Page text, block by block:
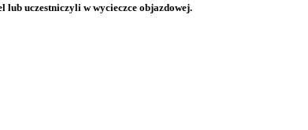
uczestniczyli w wycieczce objazdowej.